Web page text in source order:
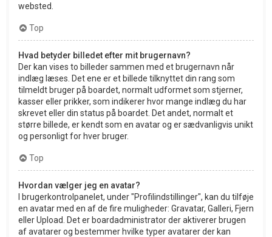
websted.
Top
Hvad betyder billedet efter mit brugernavn?
Der kan vises to billeder sammen med et brugernavn når
indlæg læses. Det ene er et billede tilknyttet din rang som
tilmeldt bruger på boardet, normalt udformet som stjerner,
kasser eller prikker, som indikerer hvor mange indlæg du har
skrevet eller din status på boardet. Det andet, normalt et
større billede, er kendt som en avatar og er sædvanligvis unikt
og personligt for hver bruger.
Top
Hvordan vælger jeg en avatar?
I brugerkontrolpanelet, under "Profilindstillinger", kan du tilføje
en avatar med en af de fire muligheder: Gravatar, Galleri, Fjern
eller Upload. Det er boardadministrator der aktiverer brugen
af avatarer og bestemmer hvilke typer avatarer der kan